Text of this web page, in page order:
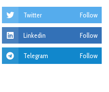
Twitter Follow
Linkedin Follow
Telegram Follow